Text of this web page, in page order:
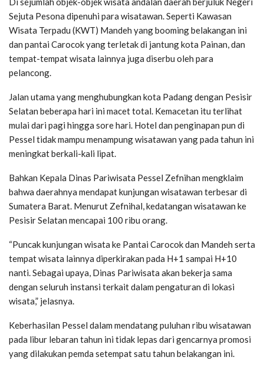
Sejuta Pesona dipenuhi para wisatawan. Seperti Kawasan
Wisata Terpadu (KWT) Mandeh yang booming belakangan ini
dan pantai Carocok yang terletak di jantung kota Painan, dan
tempat-tempat wisata lainnya juga diserbu oleh para
pelancong.
Jalan utama yang menghubungkan kota Padang dengan Pesisir
Selatan beberapa hari ini macet total. Kemacetan itu terlihat
mulai dari pagi hingga sore hari. Hotel dan penginapan pun di
Pessel tidak mampu menampung wisatawan yang pada tahun ini
meningkat berkali-kali lipat.
Bahkan Kepala Dinas Pariwisata Pessel Zefnihan mengklaim
bahwa daerahnya mendapat kunjungan wisatawan terbesar di
Sumatera Barat. Menurut Zefnihal, kedatangan wisatawan ke
Pesisir Selatan mencapai 100 ribu orang.
“Puncak kunjungan wisata ke Pantai Carocok dan Mandeh serta
tempat wisata lainnya diperkirakan pada H+1 sampai H+10
nanti. Sebagai upaya, Dinas Pariwisata akan bekerja sama
dengan seluruh instansi terkait dalam pengaturan di lokasi
wisata,” jelasnya.
Keberhasilan Pessel dalam mendatang puluhan ribu wisatawan
pada libur lebaran tahun ini tidak lepas dari gencarnya promosi
yang dilakukan pemda setempat satu tahun belakangan ini.